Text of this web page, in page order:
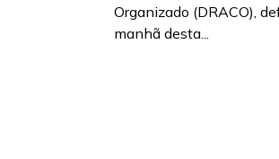
Organizado (DRACO),
manhã desta...